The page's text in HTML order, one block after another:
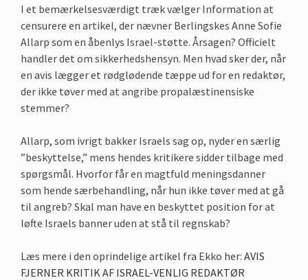
I et bemærkelsesværdigt træk vælger Information at
censurere en artikel, der nævner Berlingskes Anne Sofie
Allarp som en åbenlys Israel-støtte. Årsagen? Officielt
handler det om sikkerhedshensyn. Men hvad sker der, når
en avis lægger et rødglødende tæppe ud for en redaktør,
der ikke tøver med at angribe propalæstinensiske
stemmer?
Allarp, som ivrigt bakker Israels sag op, nyder en særlig
”beskyttelse,” mens hendes kritikere sidder tilbage med
spørgsmål. Hvorfor får en magtfuld meningsdanner
som hende særbehandling, når hun ikke tøver med at gå
til angreb? Skal man have en beskyttet position for at
løfte Israels banner uden at stå til regnskab?
Læs mere i den oprindelige artikel fra Ekko her: AVIS
FJERNER KRITIK AF ISRAEL-VENLIG REDAKTØR